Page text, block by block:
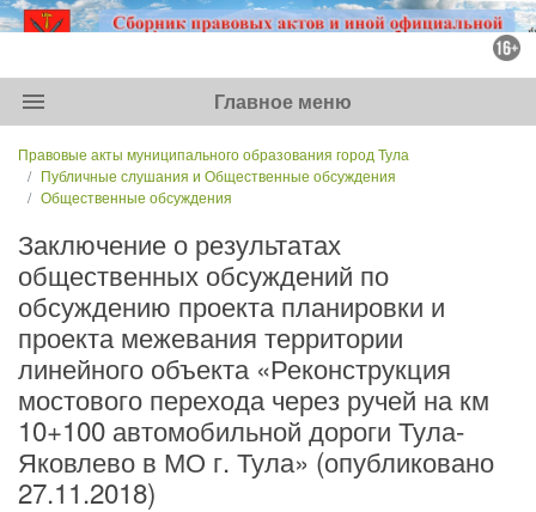
menu Главное меню
Правовые акты муниципального образования город Тула
Публичные слушания и Общественные обсуждения
Общественные обсуждения
Заключение о результатах
общественных обсуждений по
обсуждению проекта планировки и
проекта межевания территории
линейного объекта «Реконструкция
мостового перехода через ручей на км
10+100 автомобильной дороги Тула-
Яковлево в МО г. Тула» (опубликовано
27.11.2018)